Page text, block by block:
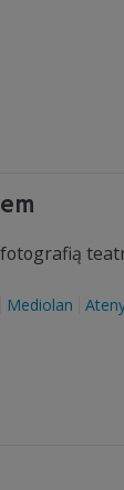
fotografią
Mediolan